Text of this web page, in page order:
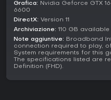
Vale la pena giocarci?
Lost Ark attrae i fan degli
la varietà del mondo, anche
recensioni, con critiche alla
Con l'accesso free-to-play e
Grafica: Nvidia Geforce GTX
6600
DirectX: Version 11
Archiviazione: 110 GB
Note aggiuntive: Broadband
connection required to play,
System requirements for this
The specifications listed are
Definition (FHD).